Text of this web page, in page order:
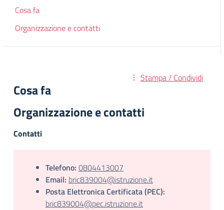
Cosa fa
Organizzazione e contatti
Stampa / Condividi
Cosa fa
Organizzazione e contatti
Contatti
Telefono: 0804413007
Email: bric839004@istruzione.it
Posta Elettronica Certificata (PEC):
bric839004@pec.istruzione.it